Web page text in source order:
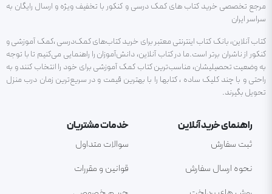
مرجع تخصصی خرید کتاب های کمک درسی و کنکور با تخفیف ویژه و ارسال رایگان به
سراسر ایران
کتاب آنلاین، بانک کتاب اینترنتی معتبر برای خرید کتاب‌های کمک‌درسی ،کمک آموزشی و
کنکور از ناشران برتر است.ما در کتاب آنلاین، دانش‌آموزان را راهنمایی می‌کنیم تا با توجه
به وضعیت تحصیلیشان، مناسب‌ترین کتاب کمک آموزشی برای خود را انتخاب کنند و به
راحتی و با چند کلیک ساده ، کتابها را با بهترین قیمت و در سریع‌ترین زمان درب منزل
تحویل بگیرند.
راهنمای خرید آنلاین
ثبت سفارش
نحوه ارسال سفارش
خدمات مشتریان
سوالات متداول
قوانین و مقررات